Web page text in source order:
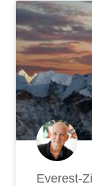
Everest-
Seite
Seite